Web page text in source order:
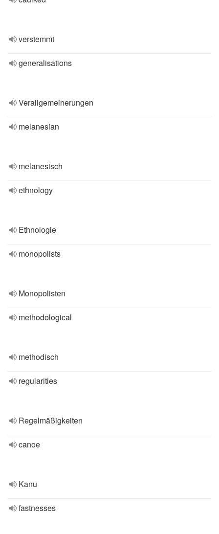
verstemmt
generalisations
Verallgemeinerungen
melanesian
melanesisch
ethnology
Ethnologie
monopolists
Monopolisten
methodological
methodisch
regularities
Regelmäßigkeiten
canoe
Kanu
fastnesses